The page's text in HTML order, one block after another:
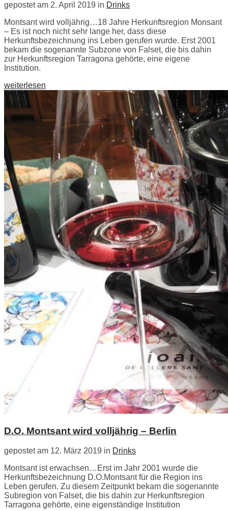
gepostet am 2. April 2019 in Drinks
Montsant wird volljährig…18 Jahre Herkunftsregion Monsant
– Es ist noch nicht sehr lange her, dass diese
Herkunftsbezeichnung ins Leben gerufen wurde. Erst 2001
bekam die sogenannte Subzone von Falset, die bis dahin
zur Herkunftsregion Tarragona gehörte, eine eigene
Institution.
weiterlesen
D.O. Montsant wird volljährig – Berlin
gepostet am 12. März 2019 in Drinks
Montsant ist erwachsen…Erst im Jahr 2001 wurde die
Herkunftsbezeichnung D.O.Montsant für die Region ins
Leben gerufen. Zu diesem Zeitpunkt bekam die sogenannte
Subregion von Falset, die bis dahin zur Herkunftsregion
Tarragona gehörte, eine eigenständige Institution